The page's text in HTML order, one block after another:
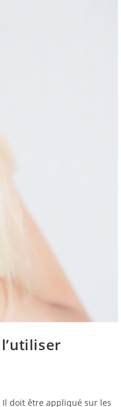
doit être appliqué sur les